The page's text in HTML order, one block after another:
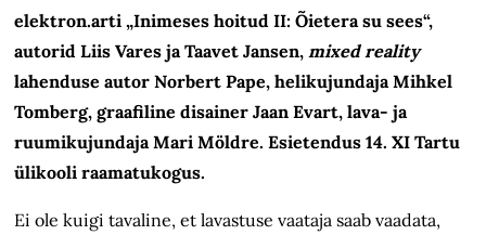
elektron.arti „Inimeses hoitud II: Õietera su sees“,
autorid Liis Vares ja Taavet Jansen,mixed reality
lahenduse autor Norbert Pape, helikujundaja Mihkel
Tomberg, graafiline disainer Jaan Evart, lava- ja
ruumikujundaja Mari Möldre. Esietendus 14. XI Tartu
ülikooli raamatukogus.
Ei ole kuigi tavaline, et lavastuse vaataja saab vaadata,